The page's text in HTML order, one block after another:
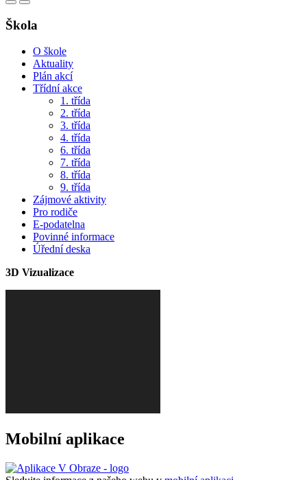
Škola
O škole
Aktuality
Plán akcí
Třídní akce
1. třída
2. třída
3. třída
4. třída
6. třída
7. třída
8. třída
9. třída
Zájmové aktivity
Pro rodiče
E-podatelna
Povinné informace
Úřední deska
3D Vizualizace
Mobilní aplikace